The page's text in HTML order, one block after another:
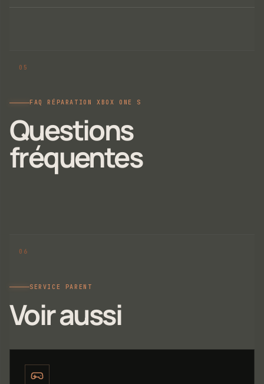
FAQ RÉPARATION XBOX ONE S
Questions
fréquentes
SERVICE PARENT
Voir aussi